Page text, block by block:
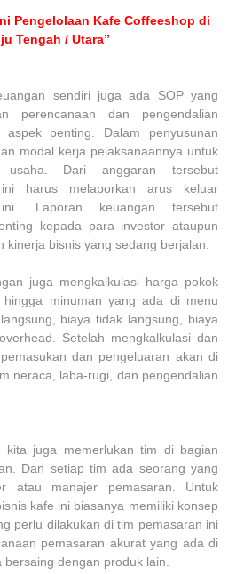
Pengelolaan Kafe Coffeeshop di
Tengah / Utara”
sendiri juga ada SOP yang
perencanaan dan pengendalian
penting. Dalam penyusunan
modal kerja pelaksanaannya untuk
usaha. Dari anggaran tersebut
ini harus melaporkan arus keluar
Laporan keuangan tersebut
kepada para investor ataupun
kinerja bisnis yang sedang berjalan.
juga mengkalkulasi harga pokok
minuman yang ada di menu
biaya tidak langsung, biaya
Setelah mengkalkulasi dan
dan pengeluaran akan di
neraca, laba-rugi, dan pengendalian
juga memerlukan tim di bagian
Dan setiap tim ada seorang yang
atau manajer pemasaran. Untuk
kafe ini biasanya memiliki konsep
perlu dilakukan di tim pemasaran ini
pemasaran akurat yang ada di
dengan produk lain.